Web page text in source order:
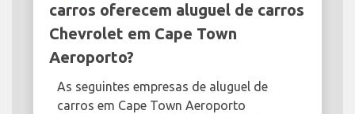
carros oferecem aluguel de carros
Chevrolet em Cape Town
Aeroporto?
As seguintes empresas de aluguel de
carros em Cape Town Aeroporto